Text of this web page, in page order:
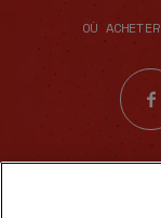
OÙ ACHETER